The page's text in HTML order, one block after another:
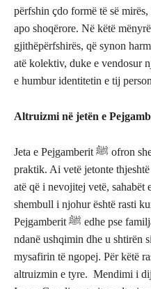
përfshin çdo formë të së
apo shoqërore. Në këtë
gjithëpërfshirës, që synon
atë kolektiv, duke e vendosur
e humbur identitetin e tij
Jeta e Pejgamberit ﷺ ofron shembuj të shumtë të altruizmit
praktik. Ai vetë jetonte
atë që i nevojitej vetë,
shembull i njohur është rasti
Pejgamberit ﷺ edhe pse familja e tij kishte pak ushqim. Ata e
ndanë ushqimin dhe u shtirën
mysafirin të ngopej. Për këtë
altruizmin e tyre. Mendimi i